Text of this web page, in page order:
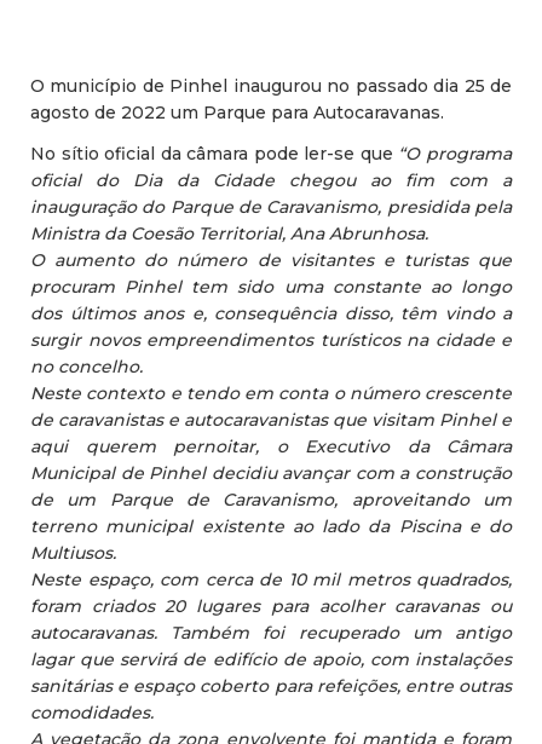
O município de Pinhel inaugurou no passado dia 25 de
agosto de 2022 um Parque para Autocaravanas.
No sítio oficial da câmara pode ler-se que “O programa
oficial do Dia da Cidade chegou ao fim com a
inauguração do Parque de Caravanismo, presidida pela
Ministra da Coesão Territorial, Ana Abrunhosa.
O aumento do número de visitantes e turistas que
procuram Pinhel tem sido uma constante ao longo
dos últimos anos e, consequência disso, têm vindo a
surgir novos empreendimentos turísticos na cidade e
no concelho.
Neste contexto e tendo em conta o número crescente
de caravanistas e autocaravanistas que visitam Pinhel e
aqui querem pernoitar, o Executivo da Câmara
Municipal de Pinhel decidiu avançar com a construção
de um Parque de Caravanismo, aproveitando um
terreno municipal existente ao lado da Piscina e do
Multiusos.
Neste espaço, com cerca de 10 mil metros quadrados,
foram criados 20 lugares para acolher caravanas ou
autocaravanas. Também foi recuperado um antigo
lagar que servirá de edifício de apoio, com instalações
sanitárias e espaço coberto para refeições, entre outras
comodidades.
A vegetação da zona envolvente foi mantida e foram